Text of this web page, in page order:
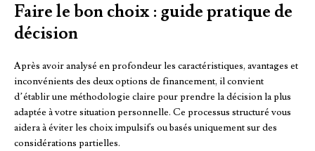
Faire le bon choix : guide pratique de
décision
Après avoir analysé en profondeur les caractéristiques, avantages et
inconvénients des deux options de financement, il convient
d’établir une méthodologie claire pour prendre la décision la plus
adaptée à votre situation personnelle. Ce processus structuré vous
aidera à éviter les choix impulsifs ou basés uniquement sur des
considérations partielles.